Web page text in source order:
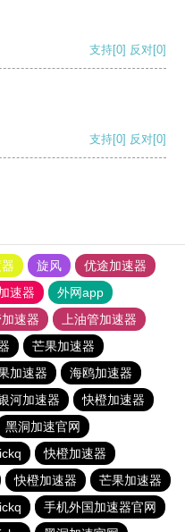
支持[0] 反对[0]
支持[0] 反对[0]
旋风
优途加速器
速器
外网app
速器
上油管加速器
芒果加速器
加速器
海鸥加速器
河加速器
快橙加速器
黑洞加速官网
快橙加速器
快橙加速器
芒果加速器
手机外国加速器官网